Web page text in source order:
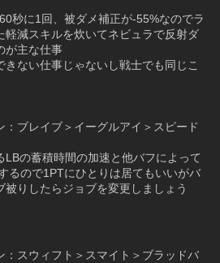
秒に1回、被ダメ補正が-55%なのでラ
軽減スキルを炊いてネビュラで反射ダ
が主な仕事
ない仕事じゃないし戦士でも同じこ
：ブレイブ＞イーグルアイ＞スピード
の蓄積時間の加速と他バフによって
るので1PTにひとりは居てもいいがバ
りしたらジョブを変更しましょう
：スウィフト＞スマイト＞ブラッドバ